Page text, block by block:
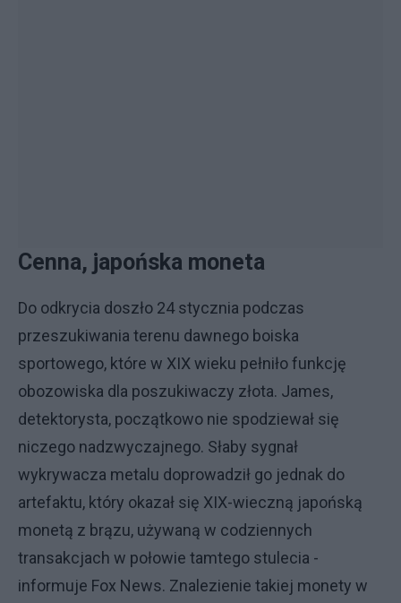
Cenna, japońska moneta
Do odkrycia doszło 24 stycznia podczas
przeszukiwania terenu dawnego boiska
sportowego, które w XIX wieku pełniło funkcję
obozowiska dla poszukiwaczy złota. James,
detektorysta, początkowo nie spodziewał się
niczego nadzwyczajnego. Słaby sygnał
wykrywacza metalu doprowadził go jednak do
artefaktu, który okazał się XIX-wieczną japońską
monetą z brązu, używaną w codziennych
transakcjach w połowie tamtego stulecia -
informuje Fox News. Znalezienie takiej monety w